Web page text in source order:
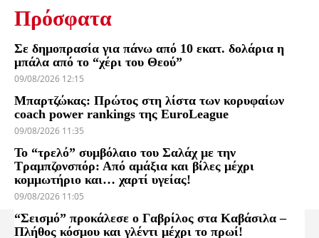
Πρόσφατα
Σε δημοπρασία για πάνω από 10 εκατ. δολάρια η
μπάλα από το “χέρι του Θεού”
09/08/2026 12:15
Μπαρτζώκας: Πρώτος στη λίστα των κορυφαίων
coach power rankings της EuroLeague
09/08/2026 11:35
Το “τρελό” συμβόλαιο του Σαλάχ με την
Τραμπζονσπόρ: Από αμάξια και βίλες μέχρι
κομμωτήριο και… χαρτί υγείας!
09/08/2026 11:05
“Σεισμό” προκάλεσε ο Γαβρίλος στα Καβάσιλα –
Πλήθος κόσμου και γλέντι μέχρι το πρωί!